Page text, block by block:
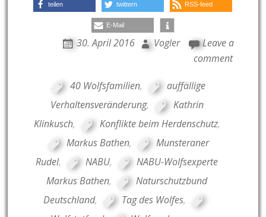
teilen twittern RSS-feed
E-Mail
30. April 2016 Vogler
Leave a
comment
40 Wolfsfamilien,
auffällige
Verhaltensveränderung,
Kathrin
Klinkusch, Konflikte beim Herdenschutz,
Markus Bathen,
Munsteraner
Rudel, NABU,
NABU-Wolfsexperte
Markus Bathen,
Naturschutzbund
Deutschland, Tag des Wolfes,